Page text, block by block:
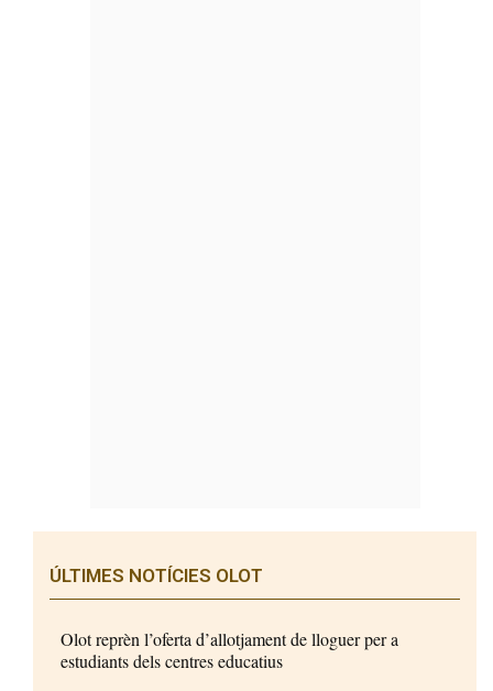
ÚLTIMES NOTÍCIES OLOT
Olot reprèn l’oferta d’allotjament de lloguer per a
estudiants dels centres educatius